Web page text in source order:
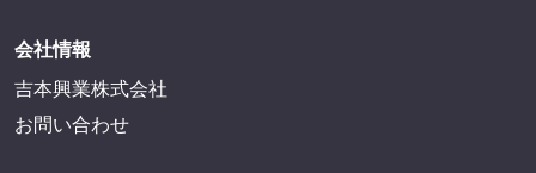
会社情報
吉本興業株式会社
お問い合わせ